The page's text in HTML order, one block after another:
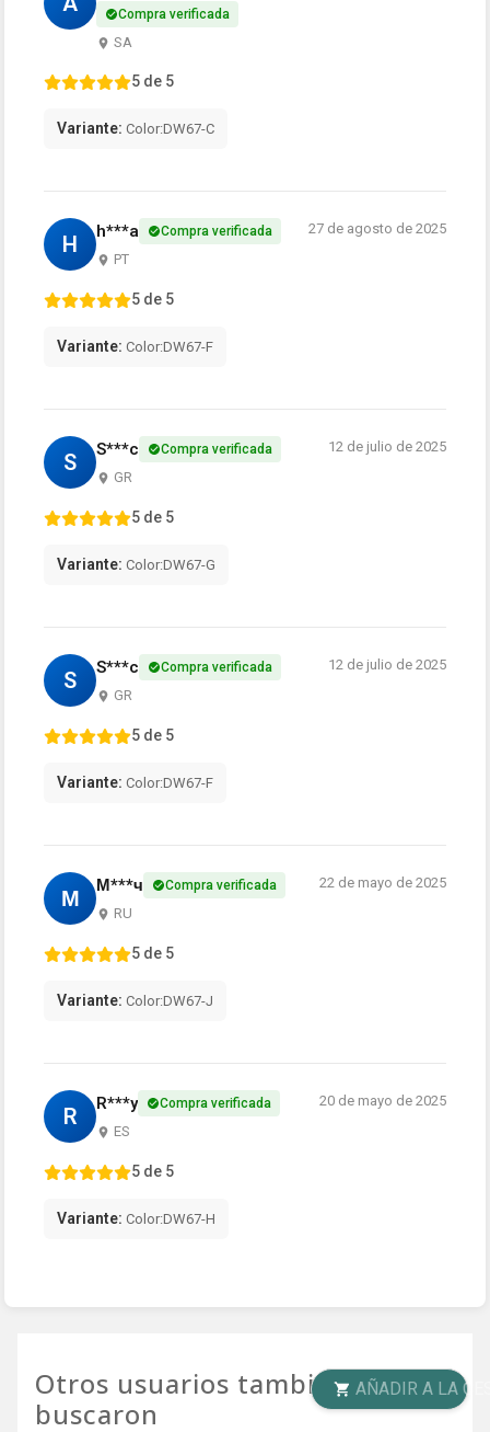
Compra verificada
SA
5 de 5
Variante: Color:DW67-C
H h***a Compra verificada
PT
27 de agosto de 2025
5 de 5
Variante: Color:DW67-F
S S***c Compra verificada
GR
12 de julio de 2025
5 de 5
Variante: Color:DW67-G
S S***c Compra verificada
GR
12 de julio de 2025
5 de 5
Variante: Color:DW67-F
М М***ч Compra verificada
RU
22 de mayo de 2025
5 de 5
Variante: Color:DW67-J
R R***y Compra verificada
ES
20 de mayo de 2025
5 de 5
Variante: Color:DW67-H
Otros usuarios también
buscaron
AÑADIR A LA CESTA